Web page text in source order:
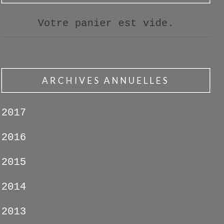
Votre panier est vide.
ARCHIVES ANNUELLES
2017
2016
2015
2014
2013